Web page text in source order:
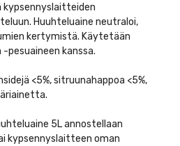
kypsennyslaitteiden
Huuhteluaine neutraloi,
kertymistä. Käytetään
-pesuaineen kanssa.
<5%, sitruunahappoa <5%,
5L annostellaan
kypsennyslaitteen oman